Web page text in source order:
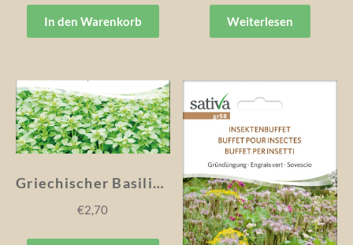
In den Warenkorb Weiterlesen
Griechischer Basilikum
€2,70